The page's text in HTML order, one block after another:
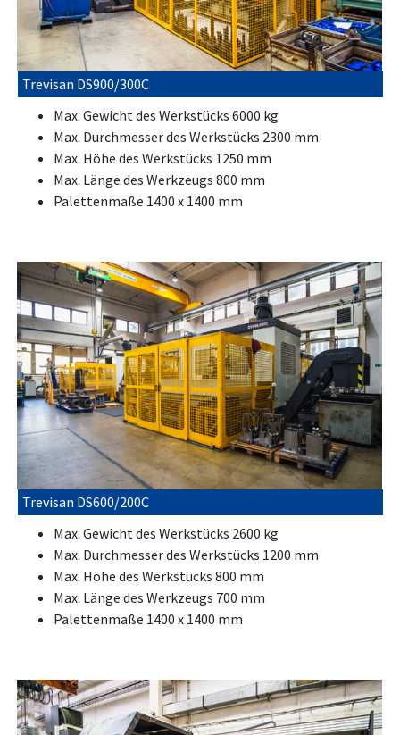
Trevisan DS900/300C
Max. Gewicht des Werkstücks 6000 kg
Max. Durchmesser des Werkstücks 2300 mm
Max. Höhe des Werkstücks 1250 mm
Max. Länge des Werkzeugs 800 mm
Palettenmaße 1400 x 1400 mm
Trevisan DS600/200C
Max. Gewicht des Werkstücks 2600 kg
Max. Durchmesser des Werkstücks 1200 mm
Max. Höhe des Werkstücks 800 mm
Max. Länge des Werkzeugs 700 mm
Palettenmaße 1400 x 1400 mm